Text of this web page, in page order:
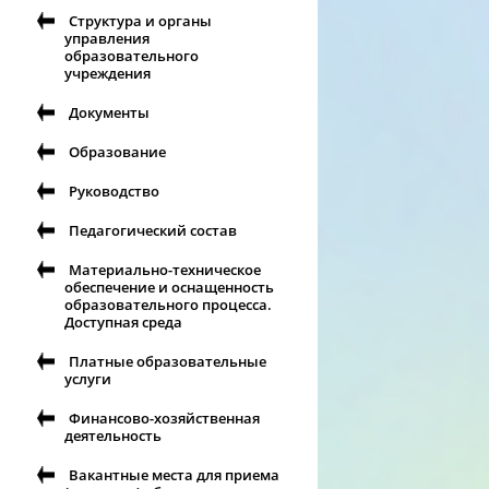
Структура и органы
управления
образовательного
учреждения
Документы
Образование
Руководство
Педагогический состав
Материально-техническое
обеспечение и оснащенность
образовательного процесса.
Доступная среда
Платные образовательные
услуги
Финансово-хозяйственная
деятельность
Вакантные места для приема